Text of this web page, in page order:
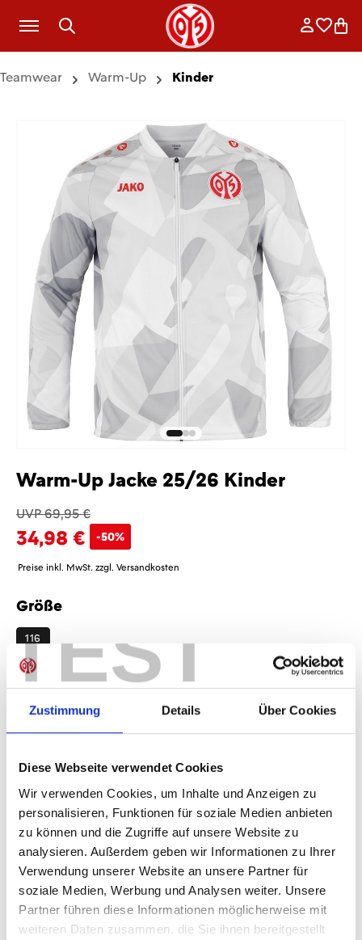
TEST
Zustimmung Details Über Cookies
Diese Webseite verwendet Cookies
Wir verwenden Cookies, um Inhalte und Anzeigen zu
personalisieren, Funktionen für soziale Medien anbieten
zu können und die Zugriffe auf unsere Website zu
analysieren. Außerdem geben wir Informationen zu Ihrer
Verwendung unserer Website an unsere Partner für
soziale Medien, Werbung und Analysen weiter. Unsere
Partner führen diese Informationen möglicherweise mit
weiteren Daten zusammen, die Sie ihnen bereitgestellt
Zum Hauptinhalt springen
Teamwear Warm-Up Kinder
Warm-Up Jacke 25/26 Kinder
UVP 69,95 €
34,98 € -50%
Preise inkl. MwSt. zzgl. Versandkosten
Größe
auswählen
116
Sponsoren
Ohne Sponsoren Mit Sponsoren
Produkt Anzahl: Gib den gewünschten
Anzahl
Sofort verfügbar, Lieferzeit: 5-7 Tage
IN DEN WARENKORB